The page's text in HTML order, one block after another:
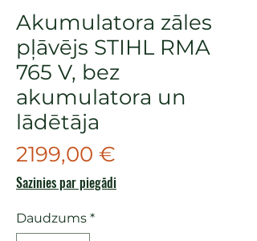
Akumulatora zāles
pļāvējs STIHL RMA
765 V, bez
akumulatora un
lādētāja
2199,00 €
Sazinies par piegādi
Daudzums *